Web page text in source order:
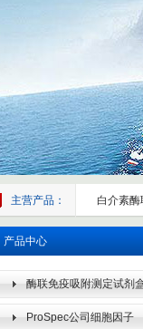
主营产品： 白介素
产品中心
酶联免疫吸附测定试剂
KIT） ProSpec公司细胞因子